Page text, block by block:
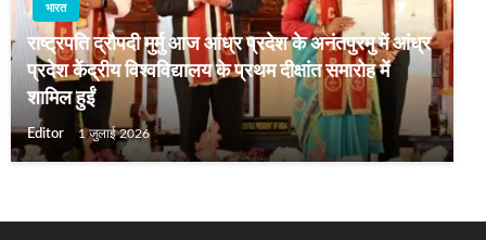
भारत
राष्ट्रपति द्रौपदी मुर्मु आज आंध्र प्रदेश के अनंतपुरमु में आंध्र
प्रदेश केंद्रीय विश्वविद्यालय के प्रथम दीक्षांत समारोह में
शामिल हुईं
Editor 1 जुलाई 2026